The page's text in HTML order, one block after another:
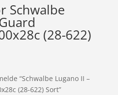
Schwalbe
(28-622)
“Schwalbe Lugano II –
(28-622) Sort”